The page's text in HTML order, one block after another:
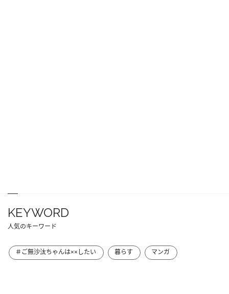
KEYWORD
人気のキーワード
＃ご無沙汰ちゃんは××したい 暮らす マンガ